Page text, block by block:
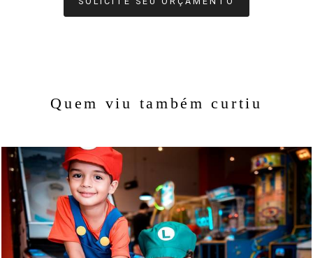
Quem viu também curtiu